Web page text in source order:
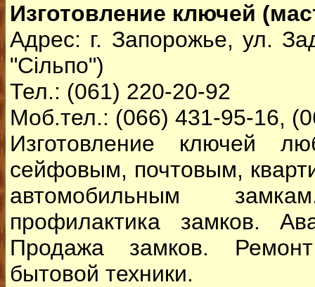
Изготовление ключей
Адрес: г. Запорожье, ул.
"Сільпо")
Тел.: (061) 220-20-92
Моб.тел.: (066) 431-95-16,
Изготовление ключей
сейфовым, почтовым,
автомобильным
профилактика замков.
Продажа замков.
бытовой техники.